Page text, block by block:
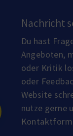
Nachricht
Du hast
Angeboten,
oder Kritik
oder
Website
nutze gerne